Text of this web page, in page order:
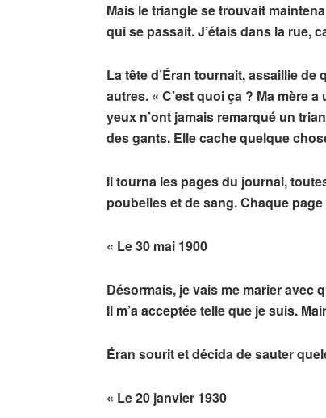
Mais le triangle se trouvait
qui se passait. J’étais dans la rue,
La tête d’Éran tournait, assaillie
autres. « C’est quoi ça ? Ma mère
yeux n’ont jamais remarqué un
des gants. Elle cache quelque
Il tourna les pages du journal,
poubelles et de sang. Chaque
« Le 30 mai 1900
Désormais, je vais me marier avec
Il m’a acceptée telle que je suis.
Éran sourit et décida de sauter
« Le 20 janvier 1930